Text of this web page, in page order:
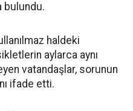
bulundu.
haldeki
aylarca aynı
vatandaşlar, sorunun
ifade etti.